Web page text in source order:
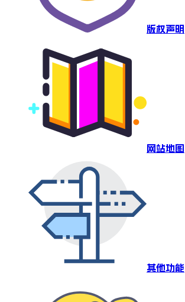
版权声明
网站地图
其他功能